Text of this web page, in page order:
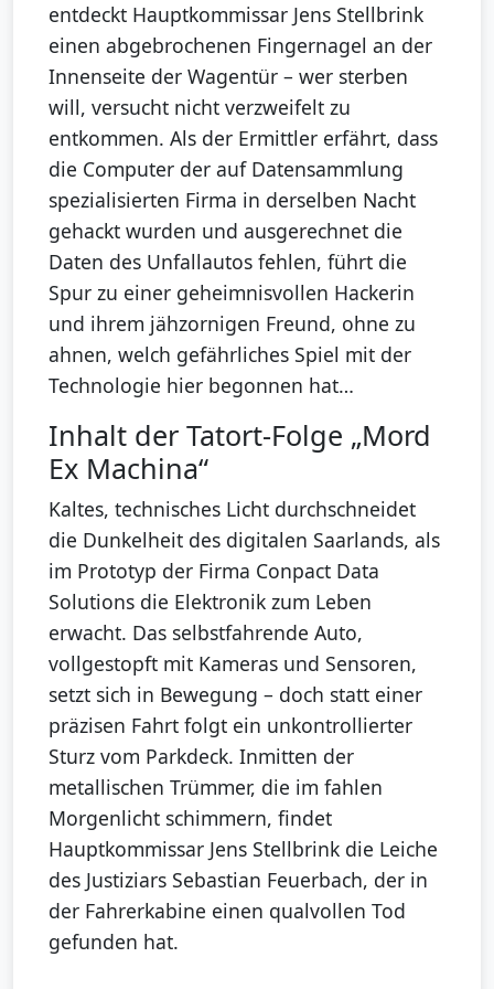
entdeckt Hauptkommissar Jens Stellbrink
einen abgebrochenen Fingernagel an der
Innenseite der Wagentür – wer sterben
will, versucht nicht verzweifelt zu
entkommen. Als der Ermittler erfährt, dass
die Computer der auf Datensammlung
spezialisierten Firma in derselben Nacht
gehackt wurden und ausgerechnet die
Daten des Unfallautos fehlen, führt die
Spur zu einer geheimnisvollen Hackerin
und ihrem jähzornigen Freund, ohne zu
ahnen, welch gefährliches Spiel mit der
Technologie hier begonnen hat…
Inhalt der Tatort-Folge „Mord
Ex Machina“
Kaltes, technisches Licht durchschneidet
die Dunkelheit des digitalen Saarlands, als
im Prototyp der Firma Conpact Data
Solutions die Elektronik zum Leben
erwacht. Das selbstfahrende Auto,
vollgestopft mit Kameras und Sensoren,
setzt sich in Bewegung – doch statt einer
präzisen Fahrt folgt ein unkontrollierter
Sturz vom Parkdeck. Inmitten der
metallischen Trümmer, die im fahlen
Morgenlicht schimmern, findet
Hauptkommissar Jens Stellbrink die Leiche
des Justiziars Sebastian Feuerbach, der in
der Fahrerkabine einen qualvollen Tod
gefunden hat.